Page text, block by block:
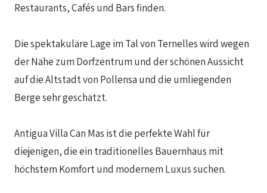
Restaurants, Cafés und Bars finden.
Die spektakuläre Lage im Tal von Ternelles wird wegen
der Nähe zum Dorfzentrum und der schönen Aussicht
auf die Altstadt von Pollensa und die umliegenden
Berge sehr geschätzt.
Antigua Villa Can Mas ist die perfekte Wahl für
diejenigen, die ein traditionelles Bauernhaus mit
höchstem Komfort und modernem Luxus suchen.